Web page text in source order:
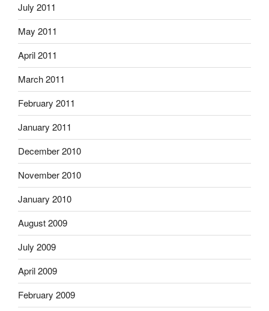
July 2011
May 2011
April 2011
March 2011
February 2011
January 2011
December 2010
November 2010
January 2010
August 2009
July 2009
April 2009
February 2009